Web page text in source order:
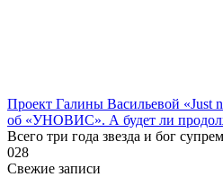
Проект Галины Васильевой «Just
об «УНОВИС». А будет ли
Всего три года звезда и бог
028
Свежие записи